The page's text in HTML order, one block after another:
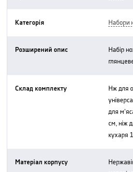
Категорія набори
Розширений опис
набір ножів із 6 предметів smeg,
Склад комплекту
нж для очищення 8 см,
для
см, ніж
кухаря
Матеріал корпусу
нержавіюча сталь та пластик,